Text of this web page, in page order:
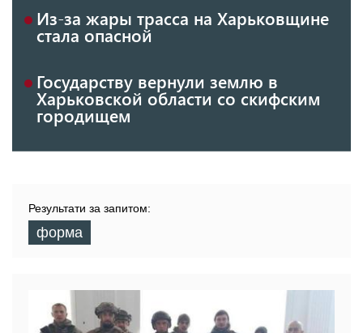
Из-за жары трасса на Харьковщине
стала опасной
Государству вернули землю в
Харьковской области со скифским
городищем
Результати за запитом:
форма